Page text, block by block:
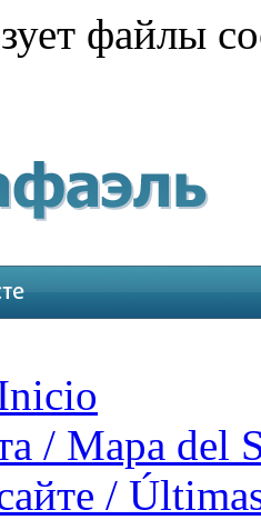
файлы
/ Mapa del
/